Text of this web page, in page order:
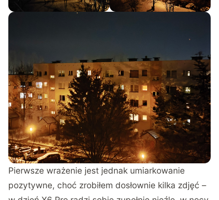
Pierwsze wrażenie jest jednak umiarkowanie
pozytywne, choć zrobiłem dosłownie kilka zdjęć –